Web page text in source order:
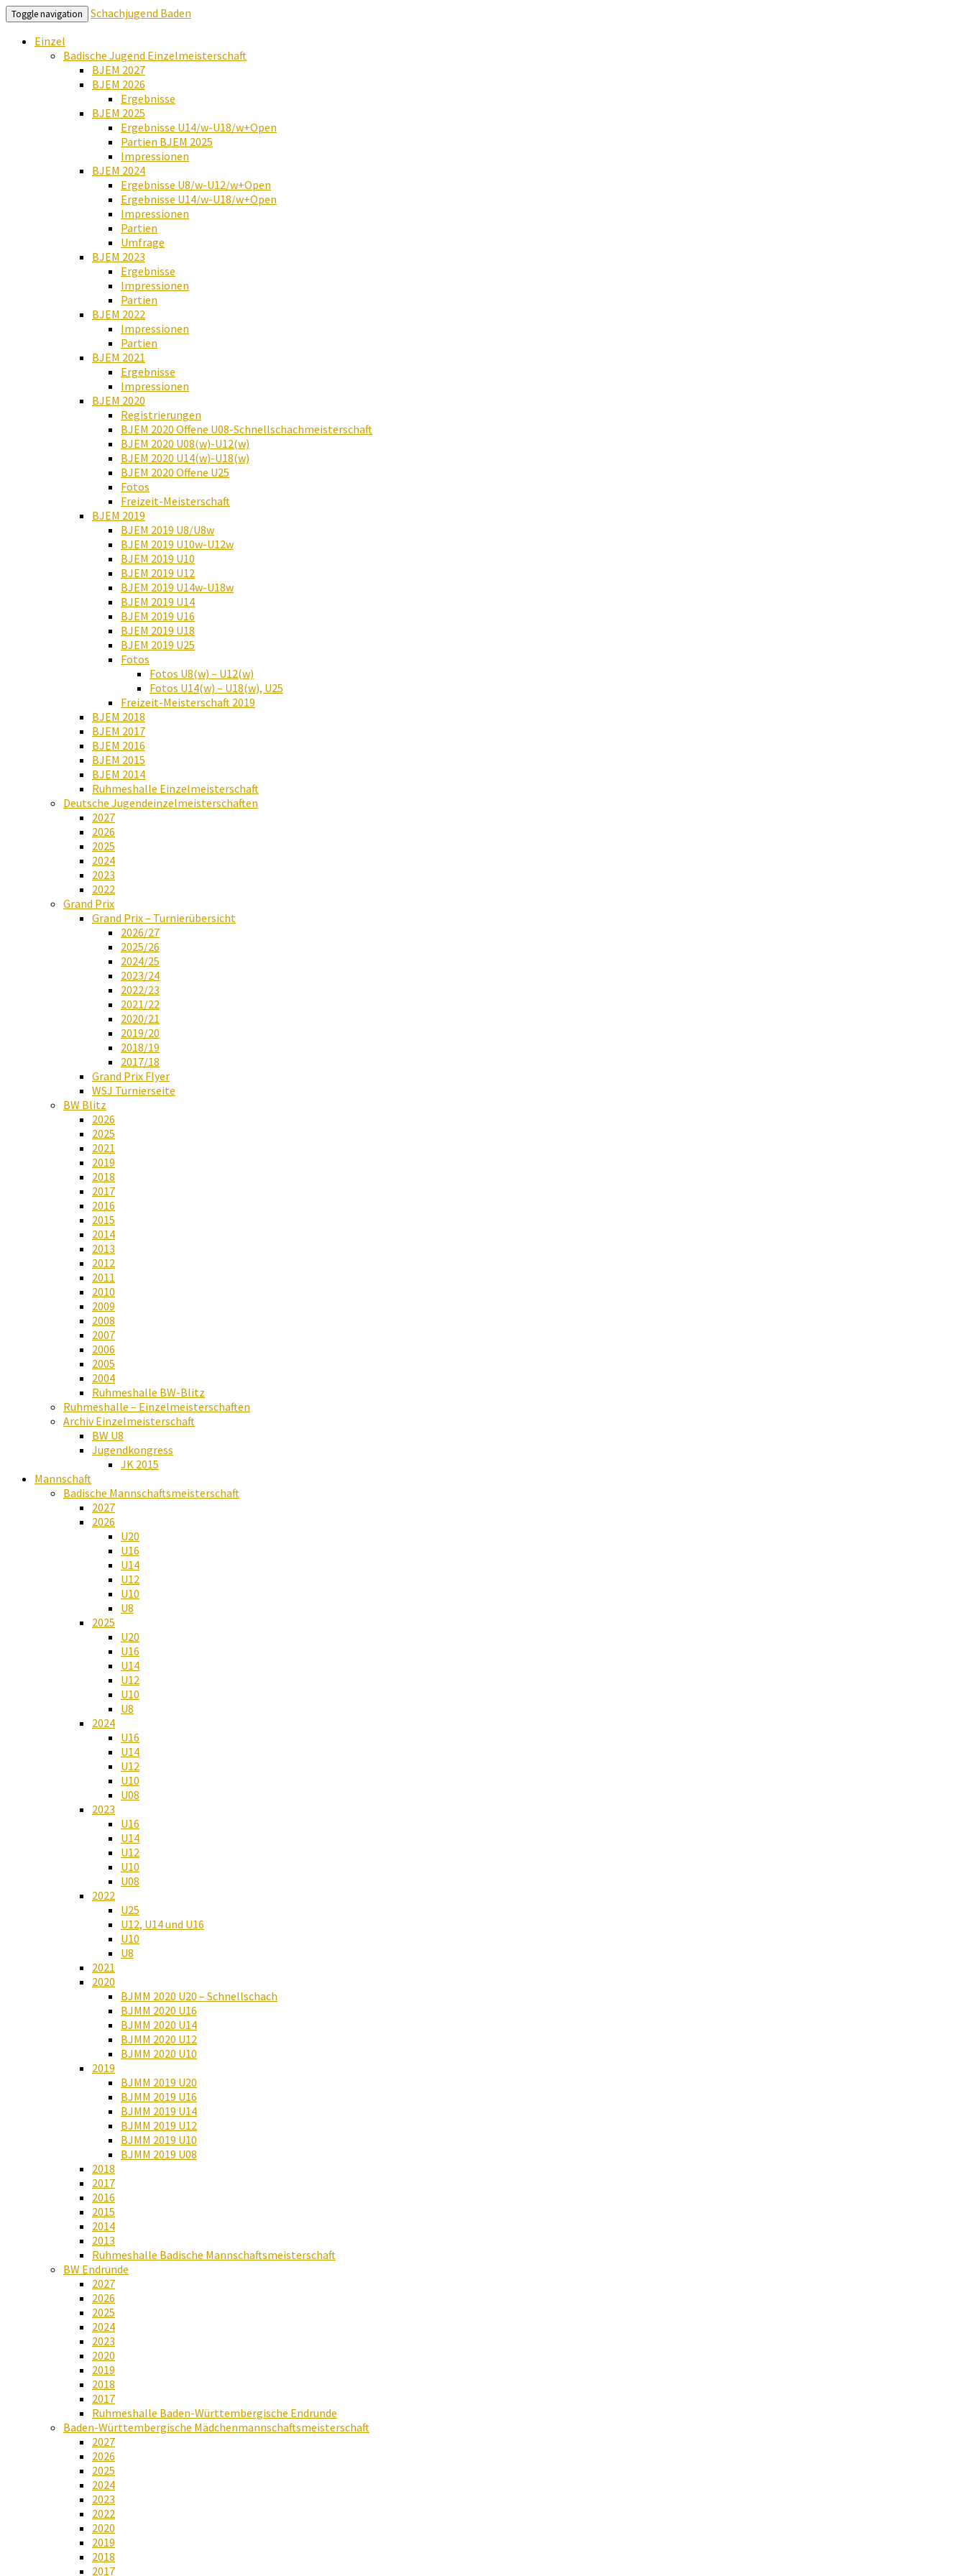
Toggle navigation
Schachjugend Baden
Einzel
Badische Jugend Einzelmeisterschaft
BJEM 2027
BJEM 2026
Ergebnisse
BJEM 2025
Ergebnisse U14/w-U18/w+Open
Partien BJEM 2025
Impressionen
BJEM 2024
Ergebnisse U8/w-U12/w+Open
Ergebnisse U14/w-U18/w+Open
Impressionen
Partien
Umfrage
BJEM 2023
Ergebnisse
Impressionen
Partien
BJEM 2022
Impressionen
Partien
BJEM 2021
Ergebnisse
Impressionen
BJEM 2020
Registrierungen
BJEM 2020 Offene U08-Schnellschachmeisterschaft
BJEM 2020 U08(w)-U12(w)
BJEM 2020 U14(w)-U18(w)
BJEM 2020 Offene U25
Fotos
Freizeit-Meisterschaft
BJEM 2019
BJEM 2019 U8/U8w
BJEM 2019 U10w-U12w
BJEM 2019 U10
BJEM 2019 U12
BJEM 2019 U14w-U18w
BJEM 2019 U14
BJEM 2019 U16
BJEM 2019 U18
BJEM 2019 U25
Fotos
Fotos U8(w) – U12(w)
Fotos U14(w) – U18(w), U25
Freizeit-Meisterschaft 2019
BJEM 2018
BJEM 2017
BJEM 2016
BJEM 2015
BJEM 2014
Ruhmeshalle Einzelmeisterschaft
Deutsche Jugendeinzelmeisterschaften
2027
2026
2025
2024
2023
2022
Grand Prix
Grand Prix – Turnierübersicht
2026/27
2025/26
2024/25
2023/24
2022/23
2021/22
2020/21
2019/20
2018/19
2017/18
Grand Prix Flyer
WSJ Turnierseite
BW Blitz
2026
2025
2021
2019
2018
2017
2016
2015
2014
2013
2012
2011
2010
2009
2008
2007
2006
2005
2004
Ruhmeshalle BW-Blitz
Ruhmeshalle – Einzelmeisterschaften
Archiv Einzelmeisterschaft
BW U8
Jugendkongress
JK 2015
Mannschaft
Badische Mannschaftsmeisterschaft
2027
2026
U20
U16
U14
U12
U10
U8
2025
U20
U16
U14
U12
U10
U8
2024
U16
U14
U12
U10
U08
2023
U16
U14
U12
U10
U08
2022
U25
U12, U14 und U16
U10
U8
2021
2020
BJMM 2020 U20 – Schnellschach
BJMM 2020 U16
BJMM 2020 U14
BJMM 2020 U12
BJMM 2020 U10
2019
BJMM 2019 U20
BJMM 2019 U16
BJMM 2019 U14
BJMM 2019 U12
BJMM 2019 U10
BJMM 2019 U08
2018
2017
2016
2015
2014
2013
Ruhmeshalle Badische Mannschaftsmeisterschaft
BW Endrunde
2027
2026
2025
2024
2023
2020
2019
2018
2017
Ruhmeshalle Baden-Württembergische Endrunde
Baden-Württembergische Mädchenmannschaftsmeisterschaft
2027
2026
2025
2024
2023
2022
2020
2019
2018
2017